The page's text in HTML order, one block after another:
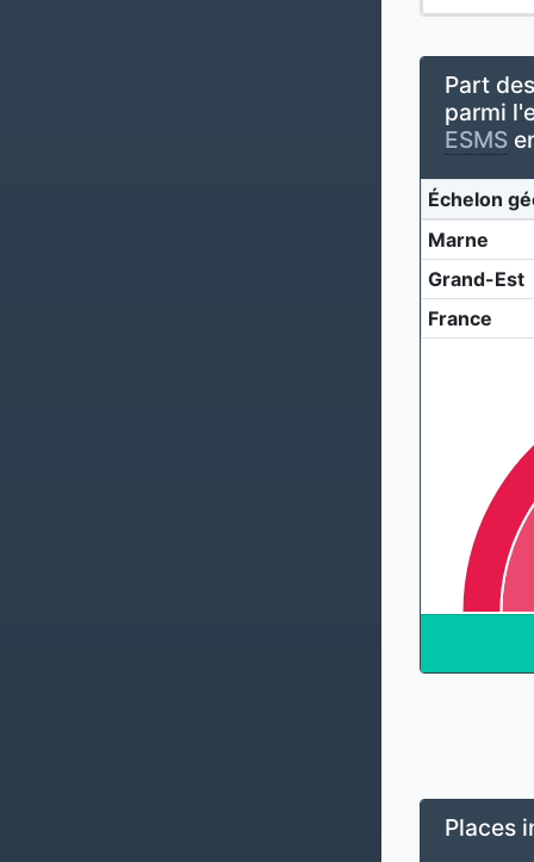
Part
parmi
ESMS
Échelon
Marne
Grand-Est
France
Places